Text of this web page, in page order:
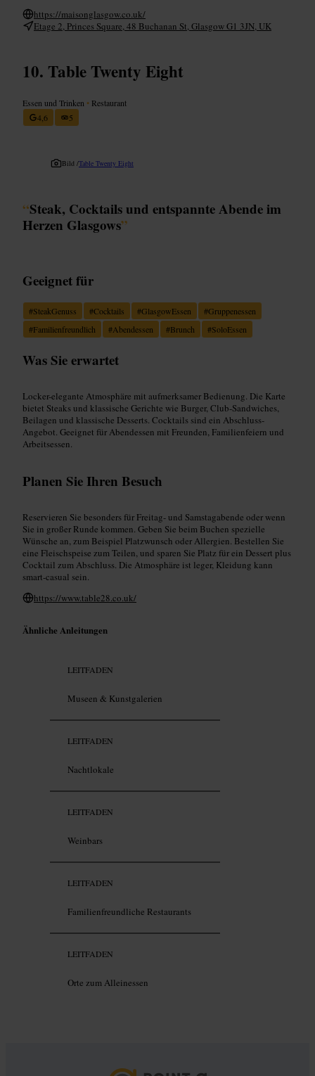
https://maisonglasgow.co.uk/
Etage 2, Princes Square, 48 Buchanan St, Glasgow G1 3JN, UK
Table Twenty Eight
Essen und Trinken • Restaurant
4,6
5
Bild /Table Twenty Eight
“Steak, Cocktails und entspannte Abende im
Herzen Glasgows”
Geeignet für
#SteakGenuss #Cocktails #GlasgowEssen #Gruppenessen
#Familienfreundlich #Abendessen #Brunch #SoloEssen
Was Sie erwartet
Locker-elegante Atmosphäre mit aufmerksamer Bedienung. Die Karte
bietet Steaks und klassische Gerichte wie Burger, Club-Sandwiches,
Beilagen und klassische Desserts. Cocktails sind ein Abschluss-
Angebot. Geeignet für Abendessen mit Freunden, Familienfeiern und
Arbeitsessen.
Planen Sie Ihren Besuch
Reservieren Sie besonders für Freitag- und Samstagabende oder wenn
Sie in großer Runde kommen. Geben Sie beim Buchen spezielle
Wünsche an, zum Beispiel Platzwunsch oder Allergien. Bestellen Sie
eine Fleischspeise zum Teilen, und sparen Sie Platz für ein Dessert plus
Cocktail zum Abschluss. Die Atmosphäre ist leger, Kleidung kann
smart-casual sein.
https://www.table28.co.uk/
Ähnliche Anleitungen
LEITFADEN
Museen & Kunstgalerien
LEITFADEN
Nachtlokale
LEITFADEN
Weinbars
LEITFADEN
Familienfreundliche Restaurants
LEITFADEN
Orte zum Alleinessen